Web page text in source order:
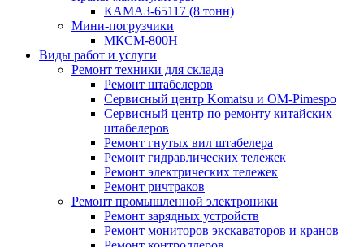
КАМАЗ-65117 (8 тонн)
Мини-погрузчики
МКСМ-800H
Виды работ и услуги
Ремонт техники для склада
Ремонт штабелеров
Сервисный центр Komatsu и OM-Pimespo
Сервисный центр по ремонту китайских
штабелеров
Ремонт гнутых вил штабелера
Ремонт гидравлических тележек
Ремонт электрических тележек
Ремонт ричтраков
Ремонт промышленной электроники
Ремонт зарядных устройств
Ремонт мониторов экскаваторов и кранов